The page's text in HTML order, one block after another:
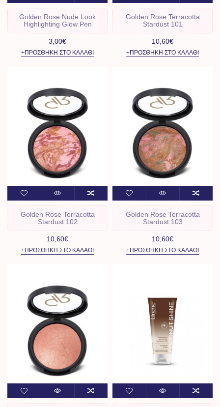
Golden Rose Nude Look
Highlighting Glow Pen
3,00€
+ΠΡΟΣΘΉΚΗ ΣΤΟ ΚΑΛΆΘΙ
Golden Rose Terracotta
Stardust 101
10,60€
+ΠΡΟΣΘΉΚΗ ΣΤΟ ΚΑΛΆΘΙ
Golden Rose Terracotta
Stardust 102
10,60€
+ΠΡΟΣΘΉΚΗ ΣΤΟ ΚΑΛΆΘΙ
Golden Rose Terracotta
Stardust 103
10,60€
+ΠΡΟΣΘΉΚΗ ΣΤΟ ΚΑΛΆΘΙ